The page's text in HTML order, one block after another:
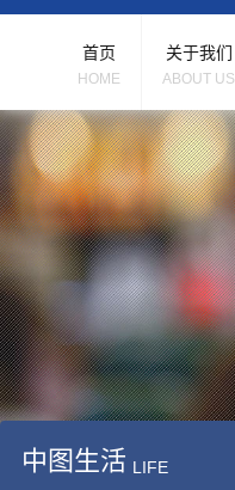
首页
HOME
关于我们
ABOUT US
中图生活 LIFE